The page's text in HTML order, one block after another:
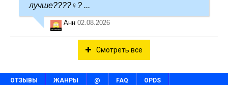
лучше????‍♀️? ...
Анн 02.08.2026
Смотреть все
ОТЗЫВЫ ЖАНРЫ @ FAQ OPDS